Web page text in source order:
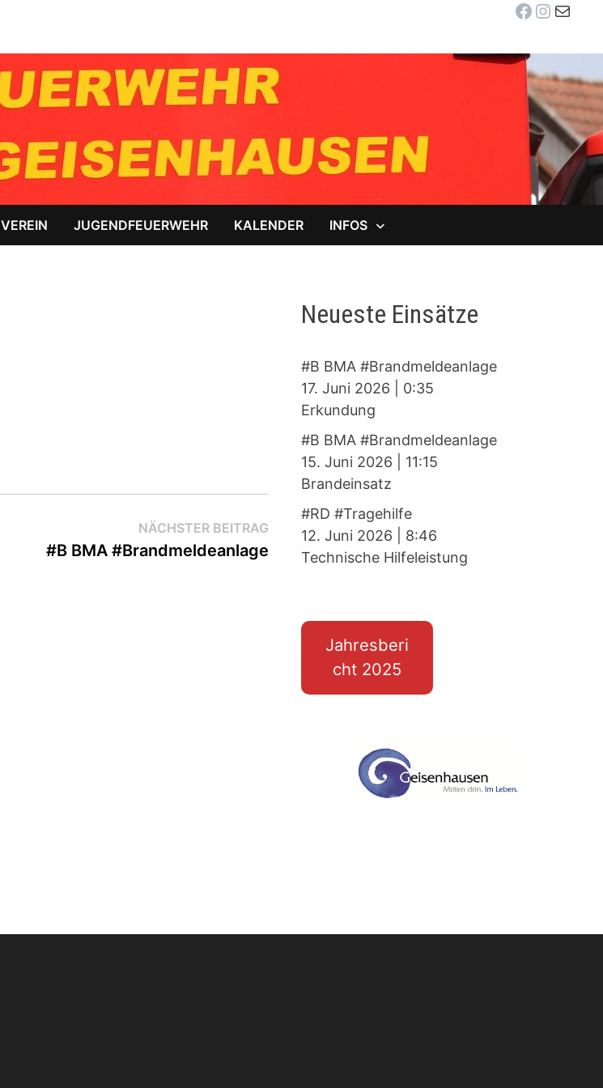
Facebook
E-Mail
VEREIN JUGENDFEUERWEHR KALENDER INFOS
NÄCHSTER BEITRAGNächster
Beitrag:
#B BMA #Brandmeldeanlage
Neueste Einsätze
#B BMA #Brandmeldeanlage
17. Juni 2026
0:35
Erkundung
#B BMA #Brandmeldeanlage
15. Juni 2026
11:15
Brandeinsatz
#RD #Tragehilfe
12. Juni 2026
8:46
Technische Hilfeleistung
Jahresberi
cht 2025